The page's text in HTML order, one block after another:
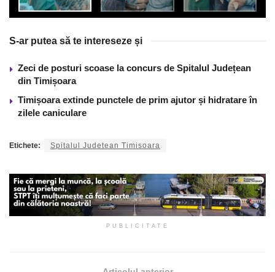
S-ar putea să te intereseze și
Zeci de posturi scoase la concurs de Spitalul Județean
din Timișoara
Timișoara extinde punctele de prim ajutor și hidratare în
zilele caniculare
Etichete: Spitalul Judetean Timisoara
PUBLICITATE